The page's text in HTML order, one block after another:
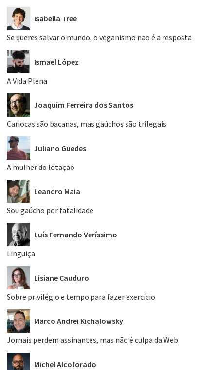
Isabella Tree
Se queres salvar o mundo, o veganismo não é a resposta
Ismael López
A Vida Plena
Joaquim Ferreira dos Santos
Cariocas são bacanas, mas gaúchos são trilegais
Juliano Guedes
A mulher do lotação
Leandro Maia
Sou gaúcho por fatalidade
Luís Fernando Veríssimo
Linguiça
Lisiane Cauduro
Sobre privilégio e tempo para fazer exercício
Marco Andrei Kichalowsky
Jornais perdem assinantes, mas não é culpa da Web
Michel Alcoforado